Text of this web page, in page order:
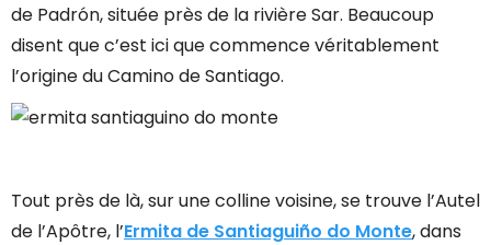
de Padrón, située près de la rivière Sar. Beaucoup
disent que c’est ici que commence véritablement
l’origine du Camino de Santiago.
Tout près de là, sur une colline voisine, se trouve l’Autel
de l’Apôtre, l’Ermita de Santiaguiño do Monte, dans